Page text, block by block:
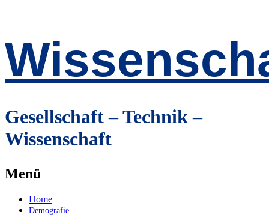
Gesellschaft – Technik –
Wissenschaft
Menü
Zum
Inhalt
Home
Demografie